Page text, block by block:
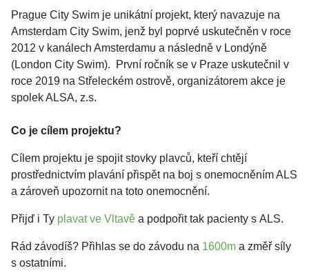
Prague City Swim je unikátní projekt, který navazuje na
Amsterdam City Swim, jenž byl poprvé uskutečněn v roce
2012 v kanálech Amsterdamu a následně v Londýně
(London City Swim). První ročník se v Praze uskutečnil v
roce 2019 na Střeleckém ostrově, organizátorem akce je
spolek ALSA, z.s.
Co je cílem projektu?
Cílem projektu je spojit stovky plavců, kteří chtějí
prostřednictvím plavání přispět na boj s onemocněním ALS
a zároveň upozornit na toto onemocnění.
Přijď i Ty plavat ve Vltavě a podpořit tak pacienty s ALS.
Rád závodíš? Přihlas se do závodu na 1600m a změř síly
s ostatními.